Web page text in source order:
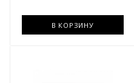
В КОРЗИНУ